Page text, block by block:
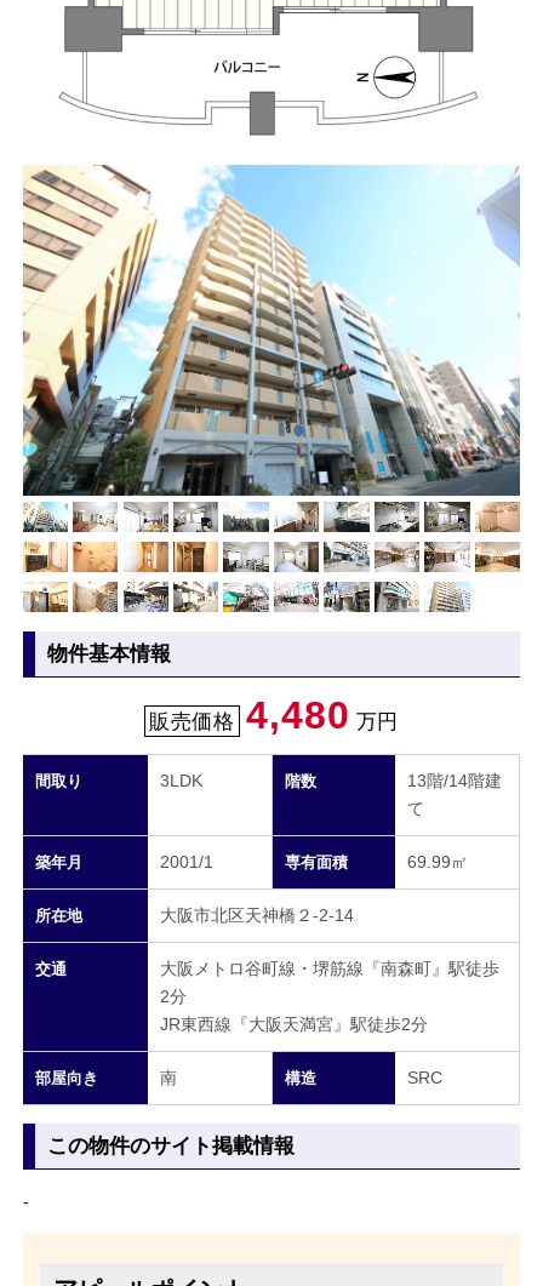
物件基本情報
販売価格 4,480 万円
間取り 3LDK 階数
13階/14階建
て
築年月 2001/1 専有面積 69.99㎡
所在地 大阪市北区天神橋２-2-14
交通
大阪メトロ谷町線・堺筋線『南森町』駅徒歩
2分
JR東西線『大阪天満宮』駅徒歩2分
部屋向き 南 構造 SRC
この物件のサイト掲載情報
-